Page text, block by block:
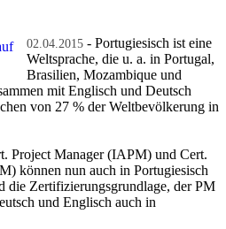
02.04.2015 - Portugiesisch ist eine
Weltsprache, die u. a. in Portugal,
Brasilien, Mozambique und
mit Englisch und Deutsch
von 27 % der Weltbevölkerung in
Project Manager (IAPM) und Cert.
können nun auch in Portugiesisch
die Zertifizierungsgrundlage, der PM
und Englisch auch in